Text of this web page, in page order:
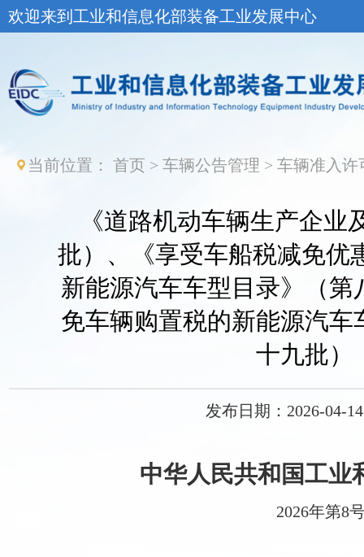
欢迎来到工业和信息化部装备工业发展中心
当前位置：首页 >车辆公告管理 >车辆准入许
《道路机动车辆生产企业
批）、《享受车船税减免优
新能源汽车车型目录》（第
免车辆购置税的新能源汽车
十九批）
发布日期：2026-04-
中华人民共和国工业
2026年第8